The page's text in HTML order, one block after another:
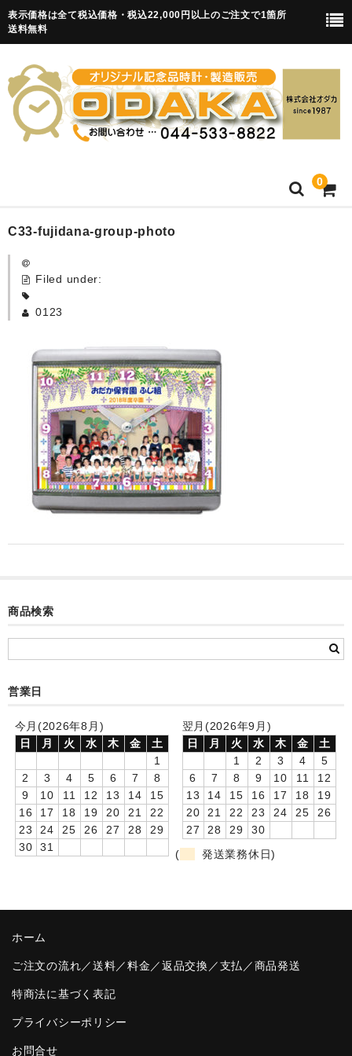
表示価格は全て税込価格・税込22,000円以上のご注文で1箇所
送料無料
0
HOME
卒園記念品
カード付フォトフレームクロック(集合)
目覚まし時計(集合＋個別)
メロディ時計(集合)
音声時計(集合)
目覚まし時計(個別)
お絵かきギャラリー
自作オリジナル時計
卒園DVDアルバム
卒業記念品
音声入りフォトフレームクロック(集合)
音声入りフォトフレームクロック(校歌)
目覚まし時計(集合)
温湿度計付目覚まし時計
制服メモリー
C33-fujidana-group-photo
Filed under:
0123
商品検索
営業日
今月(2026年8月)
日
月 火 水 木 金
土
1
2
3 4 5 6 7
8
9
10 11 12 13 14
15
16
17 18 19 20 21
22
23
24 25 26 27 28
29
30
31
翌月(2026年9月)
日
月 火 水 木 金
土
1
2 3 4
5
6
7 8 9 10 11
12
13
14 15 16 17 18
19
20
21 22 23 24 25
26
27
28 29
30
(
発送業務休日)
ホーム
ご注文の流れ／送料／料金／返品交換／支払／商品発送
特商法に基づく表記
プライバシーポリシー
お問合せ